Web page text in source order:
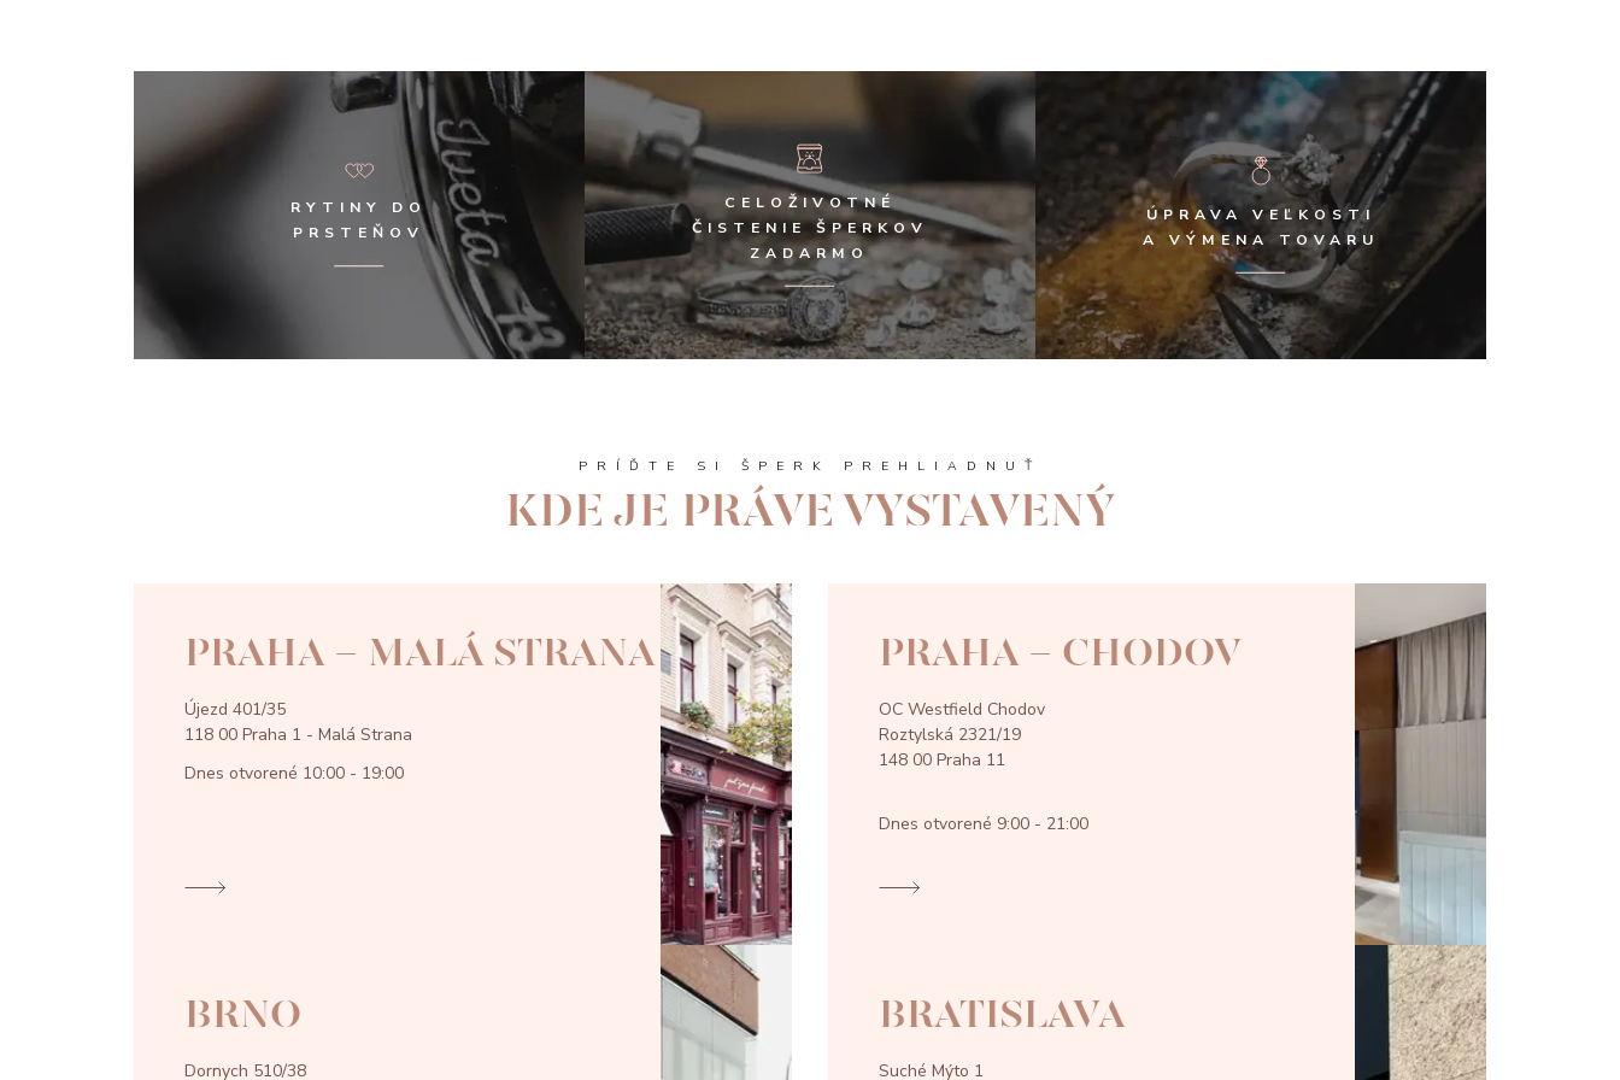
RYTINY DO
PRSTEŇOV
CELOŽIVOTNÉ
ČISTENIE ŠPERKOV
ZADARMO
ÚPRAVA VEĽKOSTI
A VÝMENA TOVARU
PRÍĎTE SI ŠPERK PREHLIADNUŤ
KDE JE PRÁVE VYSTAVENÝ
PRAHA - MALÁ STRANA
Újezd 401/35
118 00 Praha 1 - Malá Strana
Dnes otvorené 10:00 - 19:00
PRAHA - CHODOV
OC Westfield Chodov
Roztylská 2321/19
148 00 Praha 11
Dnes otvorené 9:00 - 21:00
BRNO
Dornych 510/38
BRATISLAVA
Suché Mýto 1